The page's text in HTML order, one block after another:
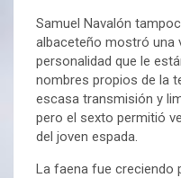
Samuel Navalón
albaceteño mostró una
personalidad que le
nombres propios de la
escasa transmisión y
pero el sexto permitió
del joven espada.
La faena fue creciendo